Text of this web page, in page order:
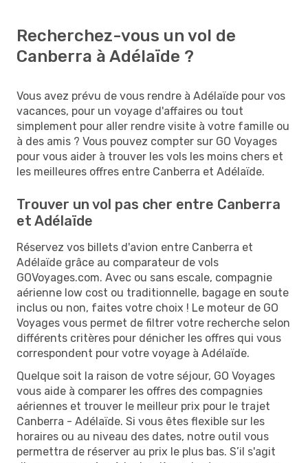
Recherchez-vous un vol de
Canberra à Adélaïde ?
Vous avez prévu de vous rendre à Adélaïde pour vos
vacances, pour un voyage d'affaires ou tout
simplement pour aller rendre visite à votre famille ou
à des amis ? Vous pouvez compter sur GO Voyages
pour vous aider à trouver les vols les moins chers et
les meilleures offres entre Canberra et Adélaïde.
Trouver un vol pas cher entre Canberra
et Adélaïde
Réservez vos billets d'avion entre Canberra et
Adélaïde grâce au comparateur de vols
GOVoyages.com. Avec ou sans escale, compagnie
aérienne low cost ou traditionnelle, bagage en soute
inclus ou non, faites votre choix ! Le moteur de GO
Voyages vous permet de filtrer votre recherche selon
différents critères pour dénicher les offres qui vous
correspondent pour votre voyage à Adélaïde.
Quelque soit la raison de votre séjour, GO Voyages
vous aide à comparer les offres des compagnies
aériennes et trouver le meilleur prix pour le trajet
Canberra - Adélaïde. Si vous êtes flexible sur les
horaires ou au niveau des dates, notre outil vous
permettra de réserver au prix le plus bas. S’il s'agit